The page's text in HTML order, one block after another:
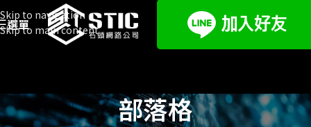
Skip to navigation
Skip to main content
選單
部落格